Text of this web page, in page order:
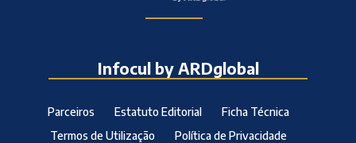
Infocul by ARDglobal
Parceiros Estatuto Editorial
Ficha Técnica
Termos de Utilização
Política de Privacidade